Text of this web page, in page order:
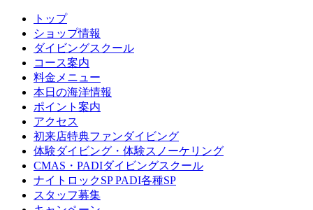
トップ
ショップ情報
ダイビングスクール
コース案内
料金メニュー
本日の海洋情報
ポイント案内
アクセス
初来店特典ファンダイビング
体験ダイビング・体験スノーケリング
CMAS・PADIダイビングスクール
ナイトロックSP PADI各種SP
スタッフ募集